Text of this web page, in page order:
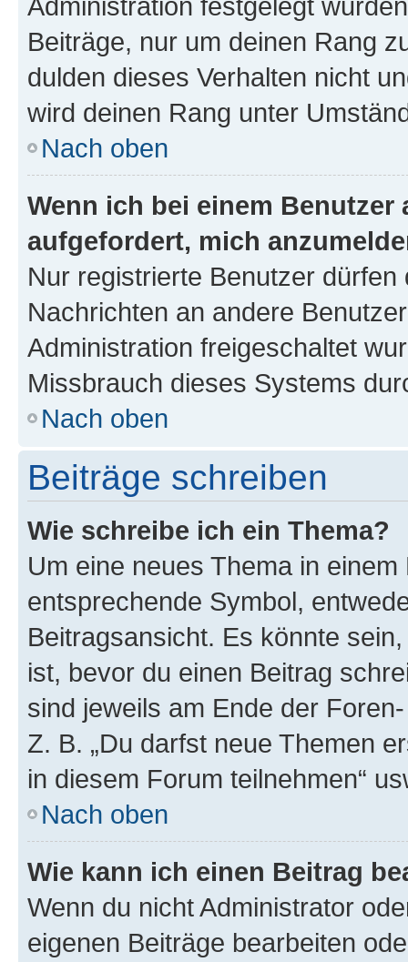
Beiträge, nur um deinen Rang
dulden dieses Verhalten nicht
wird deinen Rang unter
Nach oben
Wenn ich bei einem
aufgefordert, mich
Nur registrierte Benutzer
Nachrichten an andere
Administration freigeschaltet
Missbrauch dieses Systems
Nach oben
Beiträge schreiben
Wie schreibe ich ein Thema?
Um eine neues Thema in
entsprechende Symbol,
Beitragsansicht. Es könnte
ist, bevor du einen Beitrag
sind jeweils am Ende der
Z. B. „Du darfst neue Themen
in diesem Forum teilnehmen“
Nach oben
Wie kann ich einen Beitrag
Wenn du nicht Administrator
eigenen Beiträge bearbeiten